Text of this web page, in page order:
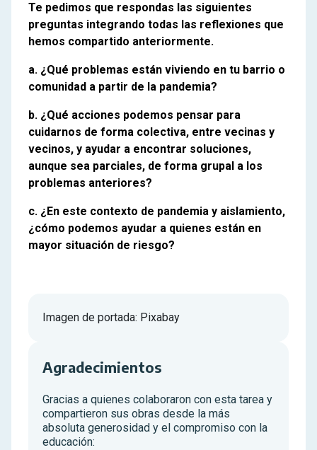
Te pedimos que respondas las siguientes
preguntas integrando todas las reflexiones que
hemos compartido anteriormente.
a. ¿Qué problemas están viviendo en tu barrio o
comunidad a partir de la pandemia?
b. ¿Qué acciones podemos pensar para
cuidarnos de forma colectiva, entre vecinas y
vecinos, y ayudar a encontrar soluciones,
aunque sea parciales, de forma grupal a los
problemas anteriores?
c. ¿En este contexto de pandemia y aislamiento,
¿cómo podemos ayudar a quienes están en
mayor situación de riesgo?
Imagen de portada: Pixabay
Agradecimientos
Gracias a quienes colaboraron con esta tarea y
compartieron sus obras desde la más
absoluta generosidad y el compromiso con la
educación: